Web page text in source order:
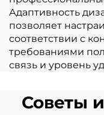
Адаптивность
позволяет
соответствии с
требованиями
связь и уровень
Советы